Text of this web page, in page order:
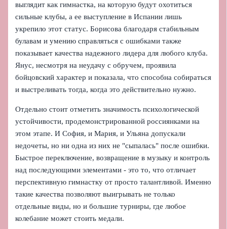
выглядит как гимнастка, на которую будут охотиться
сильные клубы, а ее выступление в Испании лишь
укрепило этот статус. Борисова благодаря стабильным
булавам и умению справляться с ошибками также
показывает качества надежного лидера для любого клуба.
Янус, несмотря на неудачу с обручем, проявила
бойцовский характер и показала, что способна собираться
и выстреливать тогда, когда это действительно нужно.
Отдельно стоит отметить значимость психологической
устойчивости, продемонстрированной россиянками на
этом этапе. И София, и Мария, и Ульяна допускали
недочеты, но ни одна из них не "сыпалась" после ошибки.
Быстрое переключение, возвращение в музыку и контроль
над последующими элементами - это то, что отличает
перспективную гимнастку от просто талантливой. Именно
такие качества позволяют выигрывать не только
отдельные виды, но и большие турниры, где любое
колебание может стоить медали.